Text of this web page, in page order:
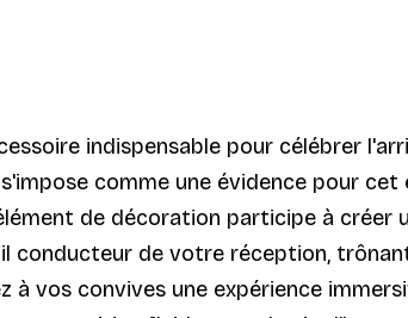
indispensable pour célébrer
comme une évidence pour
de décoration participe à
conducteur de votre réception,
à vos convives une expérience